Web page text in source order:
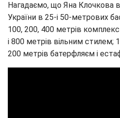
Нагадаємо, що Яна Клочкова
України в 25-і 50-метрових
100, 200, 400 метрів
і 800 метрів вільним стилем;
200 метрів батерфляєм і